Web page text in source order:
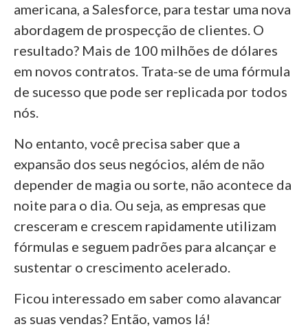
americana, a Salesforce, para testar uma nova
abordagem de prospecção de clientes. O
resultado? Mais de 100 milhões de dólares
em novos contratos. Trata-se de uma fórmula
de sucesso que pode ser replicada por todos
nós.
No entanto, você precisa saber que a
expansão dos seus negócios, além de não
depender de magia ou sorte, não acontece da
noite para o dia. Ou seja, as empresas que
cresceram e crescem rapidamente utilizam
fórmulas e seguem padrões para alcançar e
sustentar o crescimento acelerado.
Ficou interessado em saber como alavancar
as suas vendas? Então, vamos lá!